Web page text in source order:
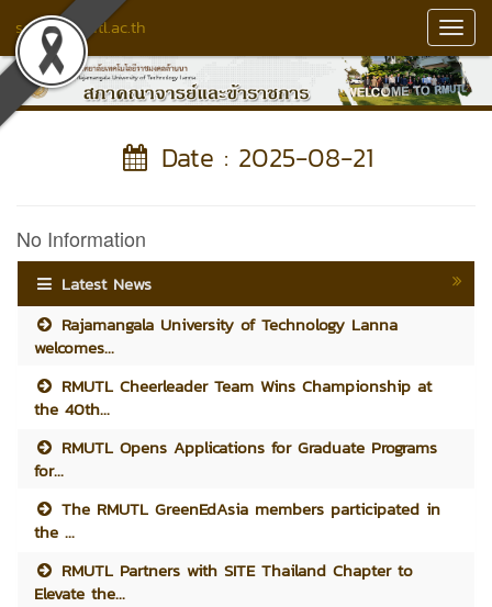
senate.rmutl.ac.th
Date : 2025-08-21
No Information
Latest News
Rajamangala University of Technology Lanna
welcomes...
RMUTL Cheerleader Team Wins Championship at
the 40th...
RMUTL Opens Applications for Graduate Programs
for...
The RMUTL GreenEdAsia members participated in
the ...
RMUTL Partners with SITE Thailand Chapter to
Elevate the...